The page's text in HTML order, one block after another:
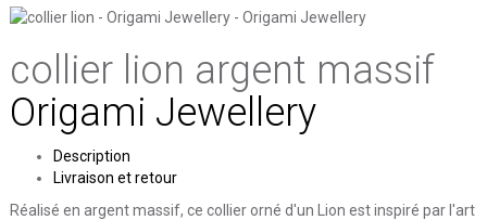
collier lion argent massif
Origami Jewellery
Description
Livraison et retour
Réalisé en argent massif, ce collier orné d'un Lion est inspiré par l'art